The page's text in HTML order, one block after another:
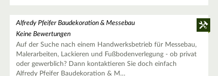
Alfredy Pfeifer Baudekoration & Messebau
Keine Bewertungen
Auf der Suche nach einem Handwerksbetrieb für Messebau,
Malerarbeiten, Lackieren und Fußbodenverlegung - ob privat
oder gewerblich? Dann kontaktieren Sie doch einfach
Alfredy Pfeifer Baudekoration & M…